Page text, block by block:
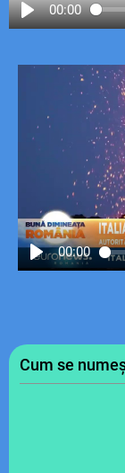
00:00
00:00
Cum se